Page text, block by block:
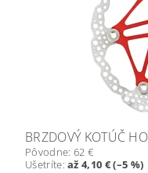
BRZDOVÝ KOTÚČ
Pôvodne: 62 €
Ušetríte:až 4,10 € (–5 %)